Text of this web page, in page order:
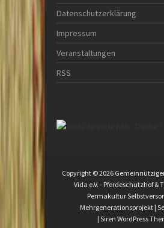
Datenschutzerklärung
Impressum
Veranstaltungen
RSS
Copyright © 2026
Vida e.V. - Pferdeschutzhof &
Permakultur
Mehrgenerationsprojekt |
| Siren WordPress